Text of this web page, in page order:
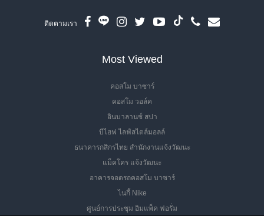
ติดตามเรา
Most Viewed
คอสโม บาซาร์
คอสโม วอล์ค
อินบาลานซ์ สปา
บีไฮฟ ไลฟ์สไตล์มอลล์
ธนาคารกสิกรไทย สำนักงานแจ้งวัฒนะ
แม็คโคร แจ้งวัฒนะ
อาคารจอดรถคอสโม บาซาร์
ไนกี้ Nike
ศูนย์การประชุม อิมแพ็ค ฟอรั่ม